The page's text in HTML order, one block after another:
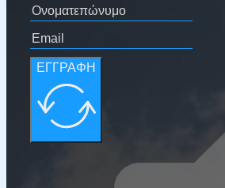
ΕΓΓΡΑΦΗ